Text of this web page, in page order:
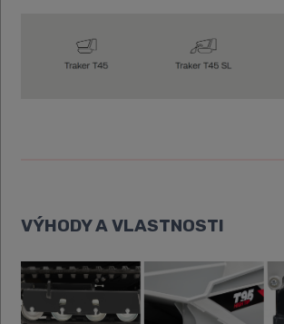
VÝHODY A VLASTNOSTI